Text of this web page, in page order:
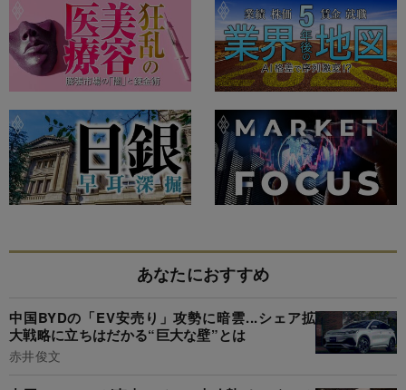
あなたにおすすめ
中国BYDの「EV安売り」攻勢に暗雲...シェア拡
大戦略に立ちはだかる“巨大な壁”とは
赤井俊文